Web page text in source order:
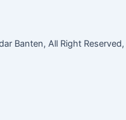
Banten, All Right Reserved,